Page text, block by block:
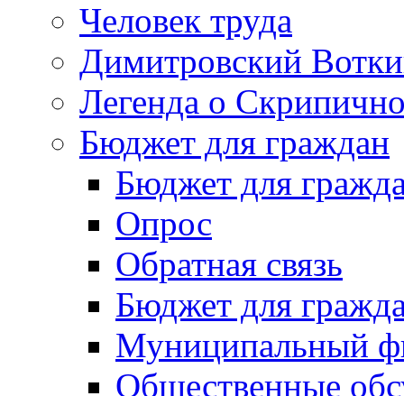
Человек труда
Димитровский
Легенда о
Бюджет для граждан
Бюджет для
Опрос
Обратная связь
Бюджет для
Муниципальный
Общественные